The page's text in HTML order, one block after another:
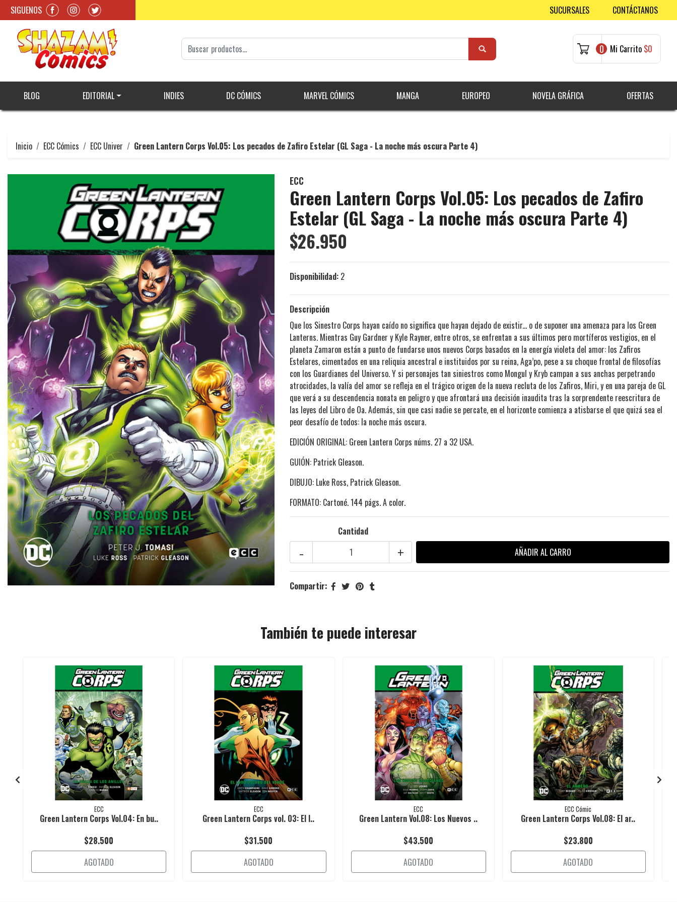
SIGUENOS SUCURSALES CONTÁCTANOS
0 Mi Carrito $0
BLOG EDITORIAL INDIES DC CÓMICS MARVEL CÓMICS MANGA EUROPEO NOVELA GRÁFICA OFERTAS
Inicio ECC Cómics ECC Univer Green Lantern Corps Vol.05: Los pecados de Zafiro Estelar (GL Saga - La noche más oscura Parte 4)
ECC
Green Lantern Corps Vol.05: Los pecados de Zafiro
Estelar (GL Saga - La noche más oscura Parte 4)
$26.950
Disponibilidad: 2
Descripción
Que los Sinestro Corps hayan caído no significa que hayan dejado de existir... o de suponer una amenaza para los Green
Lanterns. Mientras Guy Gardner y Kyle Rayner, entre otros, se enfrentan a sus últimos pero mortíferos vestigios, en el
planeta Zamaron están a punto de fundarse unos nuevos Corps basados en la energía violeta del amor: los Zafiros
Estelares, cimentados en una reliquia ancestral e instituidos por su reina, Aga’po, pese a su choque frontal de filosofías
con los Guardianes del Universo. Y si personajes tan siniestros como Mongul y Kryb campan a sus anchas perpetrando
atrocidades, la valía del amor se refleja en el trágico origen de la nueva recluta de los Zafiros, Miri, y en una pareja de GL
que verá a su descendencia nonata en peligro y que afrontará una decisión inaudita tras la sorprendente reescritura de
las leyes del Libro de Oa. Además, sin que casi nadie se percate, en el horizonte comienza a atisbarse el que quizá sea el
peor desafío de todos: la noche más oscura.
EDICIÓN ORIGINAL: Green Lantern Corps núms. 27 a 32 USA.
GUIÓN: Patrick Gleason.
DIBUJO: Luke Ross, Patrick Gleason.
FORMATO: Cartoné. 144 págs. A color.
Cantidad
+
-
Compartir:
También te puede interesar
ECC
Green Lantern Corps Vol.04: En bu..
$28.500
AGOTADO
ECC
Green Lantern Corps vol. 03: El l..
$31.500
AGOTADO
ECC
Green Lantern Vol.08: Los Nuevos ..
$43.500
AGOTADO
ECC Cómic
Green Lantern Corps Vol.08: El ar..
$23.800
AGOTADO